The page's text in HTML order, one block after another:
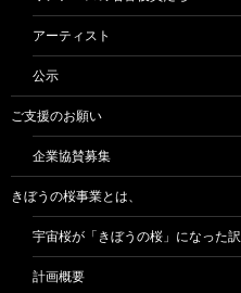
アーティスト
公示
ご支援のお願い
企業協賛募集
きぼうの桜事業とは、
宇宙桜が「きぼうの桜」になった訳
計画概要